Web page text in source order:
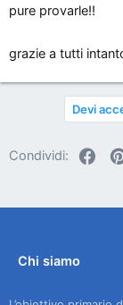
pure provarle!!
grazie a tutti
Devi
Condividi:
Chi siamo